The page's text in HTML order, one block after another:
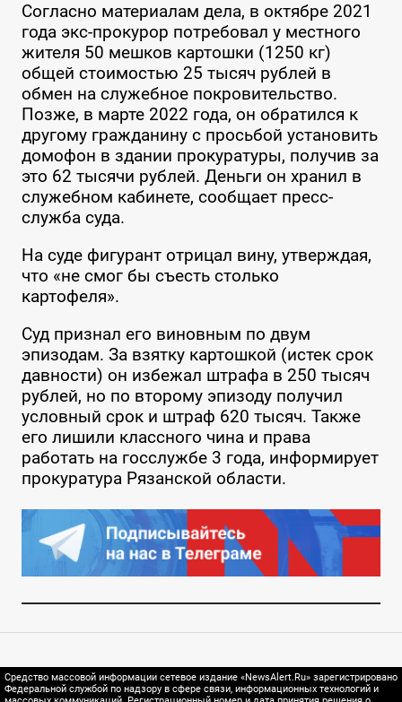
Согласно материалам дела, в октябре 2021
года экс-прокурор потребовал у местного
жителя 50 мешков картошки (1250 кг)
общей стоимостью 25 тысяч рублей в
обмен на служебное покровительство.
Позже, в марте 2022 года, он обратился к
другому гражданину с просьбой установить
домофон в здании прокуратуры, получив за
это 62 тысячи рублей. Деньги он хранил в
служебном кабинете, сообщает пресс-
служба суда.
На суде фигурант отрицал вину, утверждая,
что «не смог бы съесть столько
картофеля».
Суд признал его виновным по двум
эпизодам. За взятку картошкой (истек срок
давности) он избежал штрафа в 250 тысяч
рублей, но по второму эпизоду получил
условный срок и штраф 620 тысяч. Также
его лишили классного чина и права
работать на госслужбе 3 года, информирует
прокуратура Рязанской области.
Средство массовой информации сетевое издание «NewsAlert.Ru» зарегистрировано
Федеральной службой по надзору в сфере связи, информационных технологий и